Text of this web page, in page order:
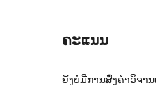
ຄະແນນ
ຍັງບໍ່ມີການສົ່ງຄຳວິຈານ